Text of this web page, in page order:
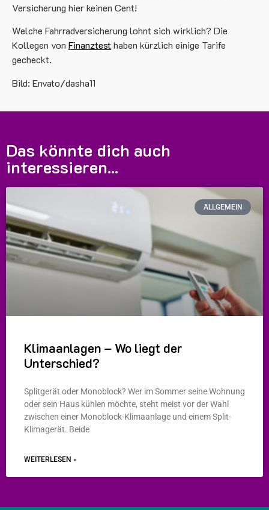
Versicherung hier keinen Cent!
Welche Fahrradversicherung lohnt sich wirklich? Die
Kollegen von Finanztesthaben kürzlich einige Tarife
gecheckt.
Bild: Envato/dasha11
Das könnte dich auch
interessieren...
ALLGEMEIN
Klimaanlagen – Wo liegt der
Unterschied?
Splitgerät oder Monoblock? Wer im Sommer seine Wohnung
oder sein Haus kühlen möchte, steht meist vor der Wahl
zwischen einer Monoblock-Klimaanlage und einem Split-
Klimagerät. Beide
WEITERLESEN »